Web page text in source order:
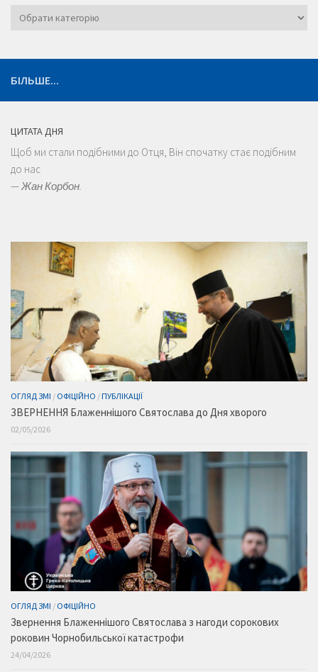
Категорії
БІЛЬШЕ...
ЦИТАТА ДНЯ
Щоб ми стали подібними до Отця, Він спочатку стає подібним
до нас
—Жан Корбон.
ОГЛЯД ЗМІ / ОФІЦІЙНО /ПУБЛІКАЦІЇ
ЗВЕРНЕННЯ Блаженнішого Святослава до Дня хворого
02/05/2026
ОГЛЯД ЗМІ / ОФІЦІЙНО
Звернення Блаженнішого Святослава з нагоди сорокових
роковин Чорнобильської катастрофи
24/04/2026